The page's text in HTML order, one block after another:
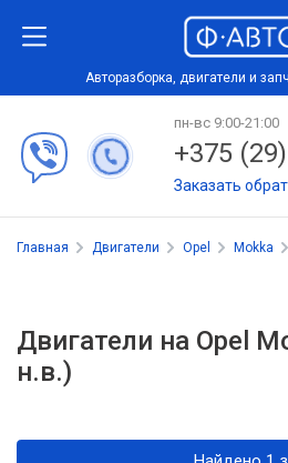
Авторазборка, двигатели и
пн-вс 9:00-21:00
+375
Заказать
Главная Двигатели Opel Mokka
Двигатели на Opel
н.в.)